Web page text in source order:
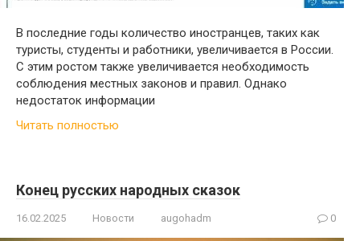
В последние годы количество иностранцев, таких как
туристы, студенты и работники, увеличивается в России.
С этим ростом также увеличивается необходимость
соблюдения местных законов и правил. Однако
недостаток информации
Читать полностью
Конец русских народных сказок
16.02.2025 Новости augohadm 0